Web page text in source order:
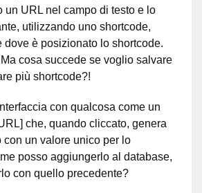
un URL nel campo di testo e lo
utilizzando uno shortcode,
dove è posizionato lo shortcode.
cosa succede se voglio salvare
più shortcode?!
con qualcosa come un
che, quando cliccato, genera
con un valore unico per lo
posso aggiungerlo al database,
con quello precedente?